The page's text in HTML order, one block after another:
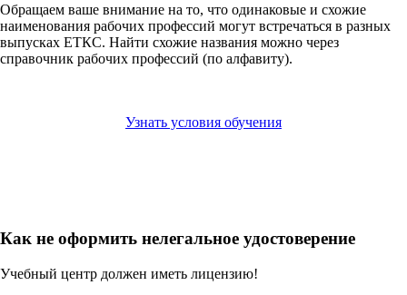
Обращаем ваше внимание на то, что одинаковые и схожие
наименования рабочих профессий могут встречаться в разных
выпусках ЕТКС. Найти схожие названия можно через
справочник рабочих профессий (по алфавиту).
Узнать условия обучения
Как не оформить нелегальное удостоверение
Учебный центр должен иметь лицензию!